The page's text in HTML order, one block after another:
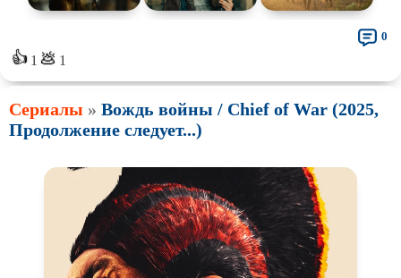
👍 1 💩 1
0
Сериалы » Вождь войны / Chief of War (2025,
Продолжение следует...)